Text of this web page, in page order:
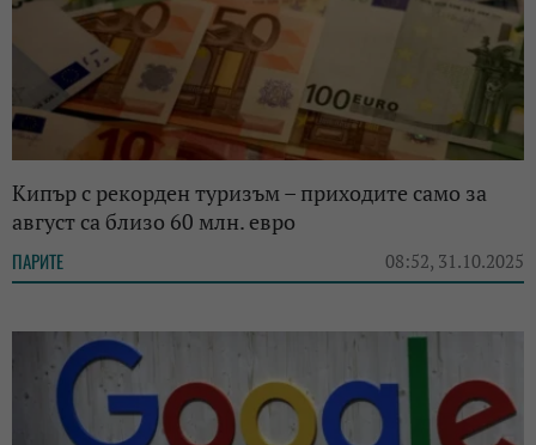
Кипър с рекорден туризъм – приходите само за
август са близо 60 млн. евро
ПАРИТЕ 08:52, 31.10.2025